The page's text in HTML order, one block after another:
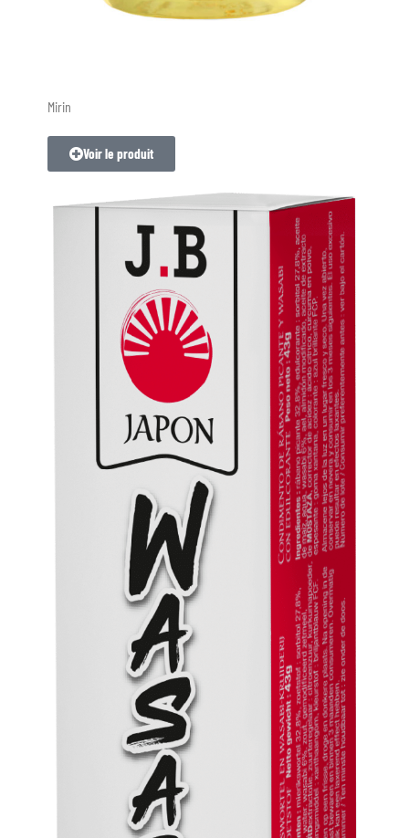
Mirin
Voir le produit